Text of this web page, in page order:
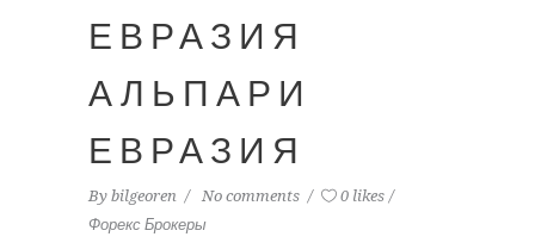
ЕВРАЗИЯ
АЛЬПАРИ
ЕВРАЗИЯ
By bilgeoren No comments
0 likes
Форекс Брокеры